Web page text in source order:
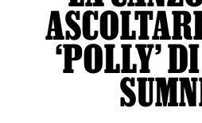
‘POLLY’